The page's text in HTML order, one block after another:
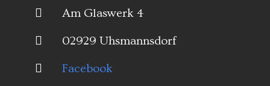
Am Glaswerk 4
02929 Uhsmannsdorf
Facebook